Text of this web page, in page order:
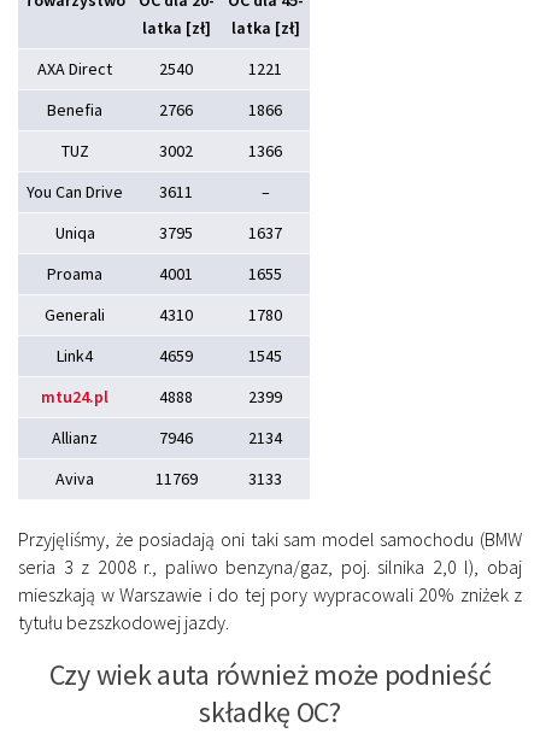
latka [zł]
latka [zł]
AXA Direct
2540
1221
Benefia
2766
1866
TUZ
3002
1366
You Can Drive
3611
–
Uniqa
3795
1637
Proama
4001
1655
Generali
4310
1780
Link4
4659
1545
mtu24.pl
4888
2399
Allianz
7946
2134
Aviva
11769 3133
Przyjęliśmy, że posiadają oni taki sam model samochodu (BMW
seria 3 z 2008 r., paliwo benzyna/gaz, poj. silnika 2,0 l), obaj
mieszkają w Warszawie i do tej pory wypracowali 20% zniżek z
tytułu bezszkodowej jazdy.
Czy wiek auta również może podnieść
składkę OC?